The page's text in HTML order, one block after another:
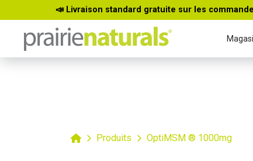
📣 Livraison standard gratuite sur les
HomeProduits OptiMSM ® 1000mg